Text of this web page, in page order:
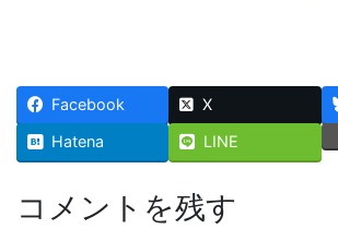
Facebook X
Hatena
LINE
コメントを残す